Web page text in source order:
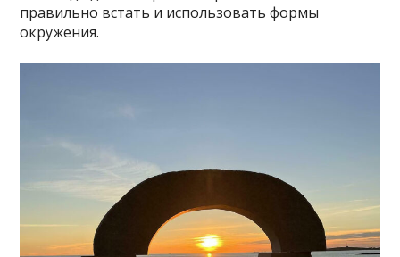
правильно встать и использовать формы
окружения.